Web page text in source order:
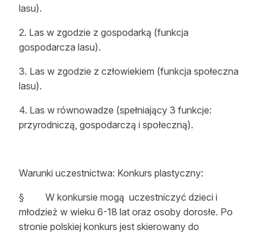
lasu).
2. Las w zgodzie z gospodarką (funkcja
gospodarcza lasu).
3. Las w zgodzie z człowiekiem (funkcja społeczna
lasu).
4. Las w równowadze (spełniający 3 funkcje:
przyrodniczą, gospodarczą i społeczną).
Warunki uczestnictwa: Konkurs plastyczny:
§
W konkursie mogą uczestniczyć dzieci i
młodzież w wieku 6-18 lat oraz osoby dorosłe. Po
stronie polskiej konkurs jest skierowany do